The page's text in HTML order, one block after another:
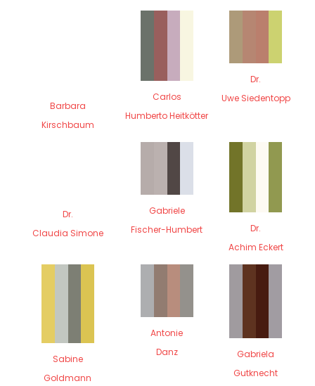
Barbara
Kirschbaum
Carlos
Humberto Heitkötter
Dr.
Uwe Siedentopp
Dr.
Claudia Simone
Gabriele
Fischer-Humbert
Dr.
Achim Eckert
Sabine
Goldmann
Antonie
Danz
Gabriela
Gutknecht